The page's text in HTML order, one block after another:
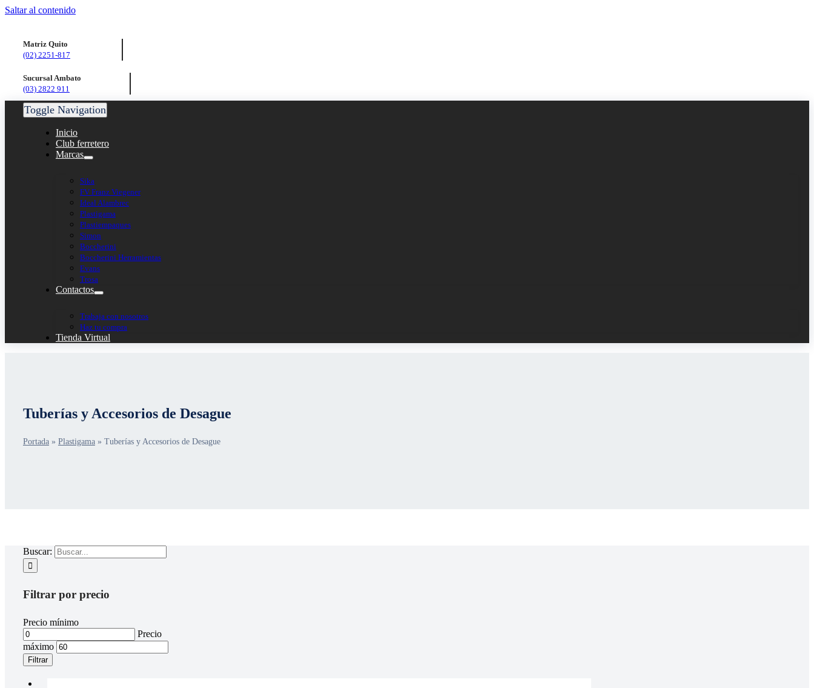
Saltar al contenido
Matriz Quito
(02) 2251-817
Sucursal Ambato
(03) 2822 911
Toggle Navigation
Inicio
Club ferretero
Marcas
Sika
FV Franz Viegener
Ideal Alambrec
Plastigama
Plastiempaques
Simon
Boccherini
Boccherini Herramientas
Evans
Trosa
Contactos
Trabaja con nosotros
Haz tu compra
Tienda Virtual
Tuberías y Accesorios de Desague
Portada» Plastigama» Tuberías y Accesorios de Desague
Buscar:
Filtrar por precio
Precio mínimo
Precio
máximo
Filtrar